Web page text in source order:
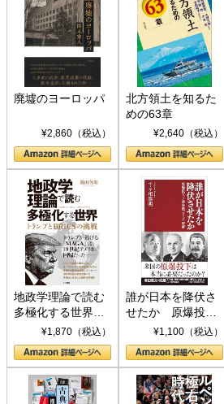
廃墟のヨーロッパ
¥2,860（税込）
北方領土を知るた
めの63章
¥2,640（税込）
地政学理論で読む
多極化する世界：
トランプとBRICS
の挑戦
¥1,870（税込）
誰が日本を降伏さ
せたか 原爆投
下、ソ連参戦、そ
して聖断 (PHP新
書)
¥1,100（税込）